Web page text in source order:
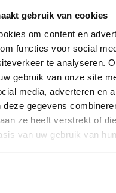
gebruik van cookies
om content en
functies voor social
te analyseren.
gebruik van onze site
media, adverteren en
deze gegevens
ze heeft verstrekt of
van uw gebruik van
09:00-17:00
Gesloten
Stel uw vraag